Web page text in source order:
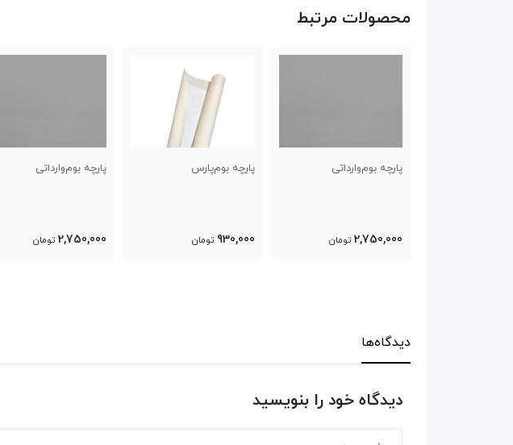
محصولات مرتبط
پارچه بوم‌پارس
930,000 تومان
پارچه بوم‌وارداتی
2,750,000 تومان
پارچه بوم‌پارس
930,000 تومان
دیدگاه‌ها
دیدگاه خود را بنویسید